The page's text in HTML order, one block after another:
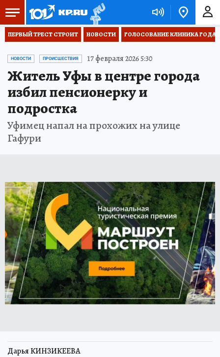
ПЕРВЫЙ ТРЕСТ СТРОИТ НОВОСТИ ГОЛОСОВАНИЕ КЛИНИКА ГОДА
НОВОСТИ ПРОИСШЕСТВИЯ 17 февраля 2026 5:30
Житель Уфы в центре города
избил пенсионерку и
подростка
Уфимец напал на прохожих на улице
Гафури
Дарья КИНЗИКЕЕВА